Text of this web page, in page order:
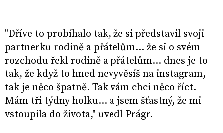
"Dříve to probíhalo tak, že si představil svoji
partnerku rodině a přátelům... že si o svém
rozchodu řekl rodině a přátelům… dnes je to
tak, že když to hned nevyvěsíš na instagram,
tak je něco špatně. Tak vám chci něco říct.
Mám tři týdny holku... a jsem šťastný, že mi
vstoupila do života," uvedl Prágr.